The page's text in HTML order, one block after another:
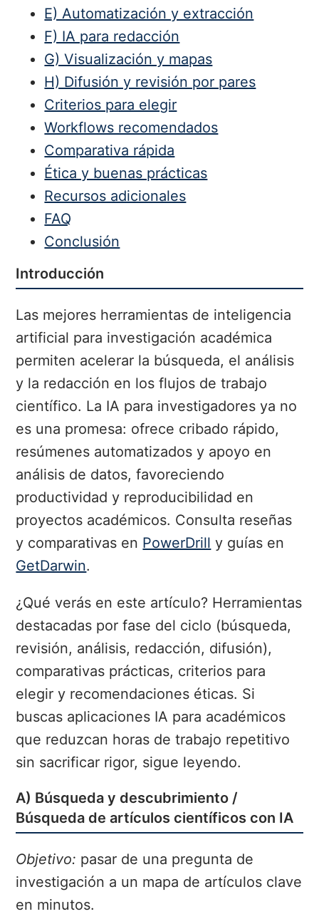
E) Automatización y extracción
F) IA para redacción
G) Visualización y mapas
H) Difusión y revisión por pares
Criterios para elegir
Workflows recomendados
Comparativa rápida
Ética y buenas prácticas
Recursos adicionales
FAQ
Conclusión
Introducción
Las mejores herramientas de inteligencia
artificial para investigación académica
permiten acelerar la búsqueda, el análisis
y la redacción en los flujos de trabajo
científico. La IA para investigadores ya no
es una promesa: ofrece cribado rápido,
resúmenes automatizados y apoyo en
análisis de datos, favoreciendo
productividad y reproducibilidad en
proyectos académicos. Consulta reseñas
y comparativas en PowerDrill y guías en
GetDarwin.
¿Qué verás en este artículo? Herramientas
destacadas por fase del ciclo (búsqueda,
revisión, análisis, redacción, difusión),
comparativas prácticas, criterios para
elegir y recomendaciones éticas. Si
buscas aplicaciones IA para académicos
que reduzcan horas de trabajo repetitivo
sin sacrificar rigor, sigue leyendo.
A) Búsqueda y descubrimiento /
Búsqueda de artículos científicos con IA
Objetivo: pasar de una pregunta de
investigación a un mapa de artículos clave
en minutos.